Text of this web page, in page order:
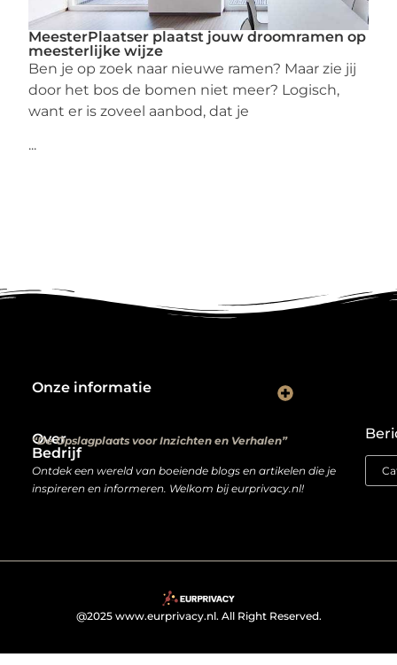
MeesterPlaatser plaatst jouw droomramen op
meesterlijke wijze
Ben je op zoek naar nieuwe ramen? Maar zie jij
door het bos de bomen niet meer? Logisch,
want er is zoveel aanbod, dat je
...
Over
Bedrijf
“De Opslagplaats voor Inzichten en Verhalen”
Ontdek een wereld van boeiende blogs en artikelen die je
inspireren en informeren. Welkom bij eurprivacy.nl!
Onze informatie
@2025 www.eurprivacy.nl. All Right Reserved.